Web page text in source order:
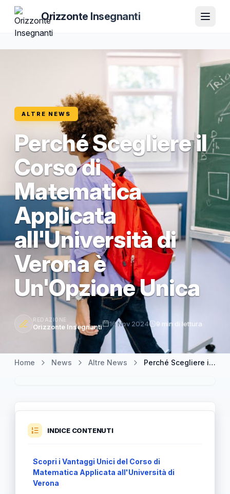
Orizzonte Insegnanti
ALTRE NEWS
Perché Scegliere il
Corso di
Matematica
Applicata
all'Università di
Verona è
Un'Opzione Unica
REDAZIONE
Orizzonte Insegnanti 16 Nov 2024 9 min di lettura
Home News Altre News Perché Scegliere il Corso di Matematica Applicata all'Università di Verona è Un'Opzione Unica
INDICE CONTENUTI
Scopri i Vantaggi Unici del Corso di
Matematica Applicata all'Università di
Verona